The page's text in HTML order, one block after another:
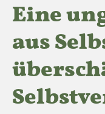
Eine
aus